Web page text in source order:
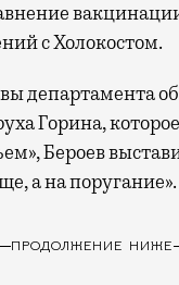
с Холокостом.
департамента
Горина,
Бероев
а на поругание».
ПРОДОЛЖЕНИЕ НИЖЕ